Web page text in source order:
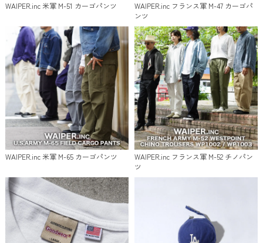
WAIPER.inc 米軍 M-51 カーゴパンツ
WAIPER.inc フランス軍 M-47 カーゴパ
ンツ
WAIPER.inc 米軍 M-65 カーゴパンツ
WAIPER.inc フランス軍 M-52 チノパン
ツ